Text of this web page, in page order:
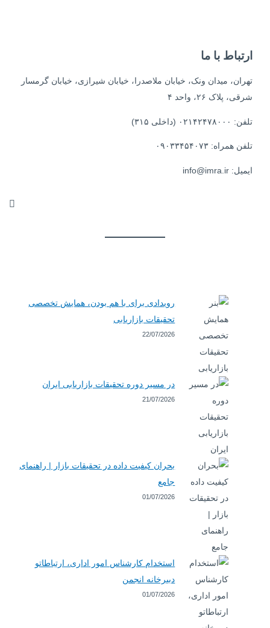
با ما
میدان ونک، خیابان ملاصدرا، خیابان شیرازی، خیابان گرمسار
۲۶، واحد ۴
رویدادی برای با هم بودن، همایش تخصصی
تحقیقات بازاریابی
22/07/2026
در مسیر دوره تحقیقات بازاریابی ایران
21/07/2026
بحران کیفیت داده در تحقیقات بازار | راهنمای
جامع
01/07/2026
استخدام کارشناس امور اداری، ارتباطاتو
دبیرخانه انجمن
01/07/2026